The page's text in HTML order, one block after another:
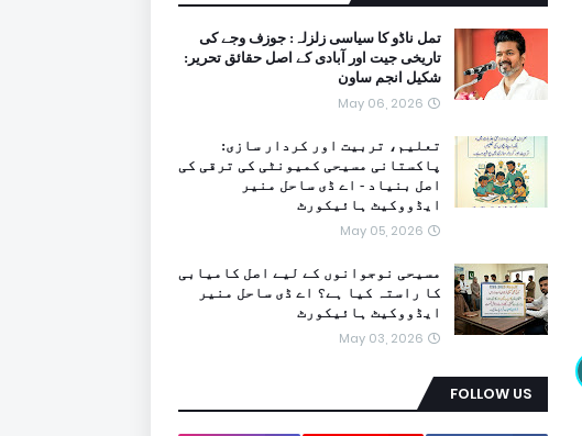
تمل ناڈو کا سیاسی زلزلہ: جوزف وجے کی
تاریخی جیت اور آبادی کے اصل حقائق تحریر:
شکیل انجم ساون
May 06, 2026
تعلیم، تربیت اور کردار سازی:
پاکستانی مسیحی کمیونٹی کی ترقی کی
اصل بنیاد - اے ڈی ساحل منیر
ایڈووکیٹ ہائیکورٹ
May 05, 2026
مسیحی نوجوانوں کے لیے اصل کامیابی
کا راستہ کیا ہے؟ اے ڈی ساحل منیر
ایڈووکیٹ ہائیکورٹ
May 03, 2026
FOLLOW US